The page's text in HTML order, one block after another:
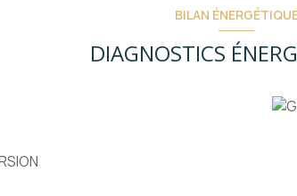
de la copropriété - Charges annuelles
BILAN
DIAGNOSTICS